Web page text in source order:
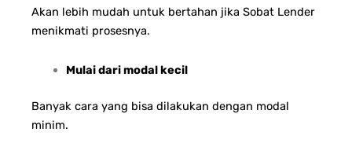
Akan lebih mudah untuk bertahan jika Sobat Lender
menikmati prosesnya.
Mulai dari modal kecil
Banyak cara yang bisa dilakukan dengan modal
minim.